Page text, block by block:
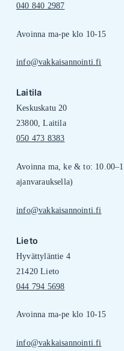
040 840 2987
Avoinna ma-pe klo 10-15
info@vakkaisannointi.fi
Laitila
Keskuskatu 20
23800, Laitila
050 473 8383
Avoinna ma, ke & to:
ajanvarauksella)
info@vakkaisannointi.fi
Lieto
Hyvättyläntie 4
21420 Lieto
044 794 5698
Avoinna ma-pe klo 10-15
info@vakkaisannointi.fi